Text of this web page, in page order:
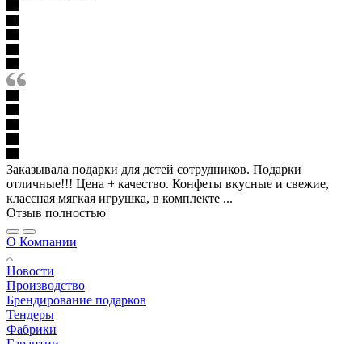
Заказывала подарки для детей сотрудников. Подарки
отличные!!! Цена + качество. Конфеты вкусные и свежие,
классная мягкая игрушка, в комплекте ...
Отзыв полностью
О Компании
Новости
Производство
Брендирование подарков
Тендеры
Фабрики